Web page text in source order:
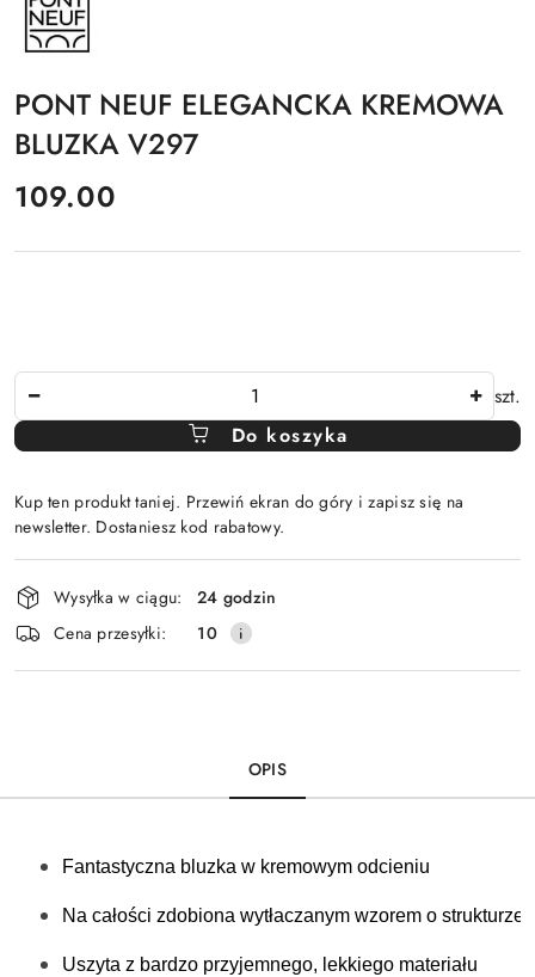
PRODUCENTA:
PONT
NEUF
PONT NEUF ELEGANCKA KREMOWA
BLUZKA V297
cena:
109.00
szt.
Do koszyka
Kup ten produkt taniej. Przewiń ekran do góry i zapisz się na
newsletter. Dostaniesz kod rabatowy.
Dostępność
i
dostawa
Wysyłka w ciągu:
24 godzin
Cena przesyłki:
10
OPIS
Fantastyczna bluzka w kremowym odcieniu
Na całości zdobiona wytłaczanym wzorem o
Uszyta z bardzo przyjemnego, lekkiego materiału